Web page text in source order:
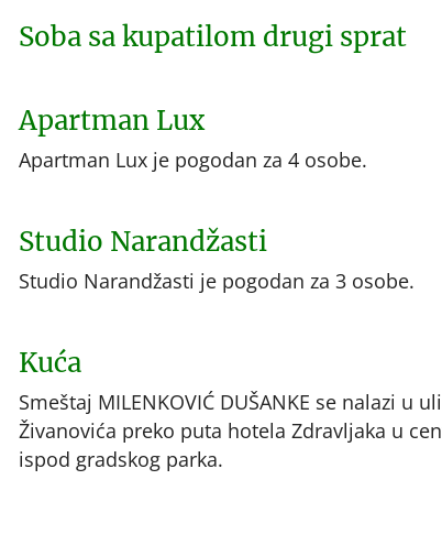
Soba sa kupatilom drugi sprat
Apartman Lux
Apartman Lux je pogodan za 4 osobe.
Studio Narandžasti
Studio Narandžasti je pogodan za 3 osobe.
Kuća
Smeštaj MILENKOVIĆ DUŠANKE se nalazi u
Živanovića preko puta hotela Zdravljaka u
ispod gradskog parka.